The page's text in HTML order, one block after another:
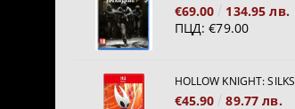
€69.00
134.95 лв.
ПЦД: €79.00
€45.90
89.77 лв.